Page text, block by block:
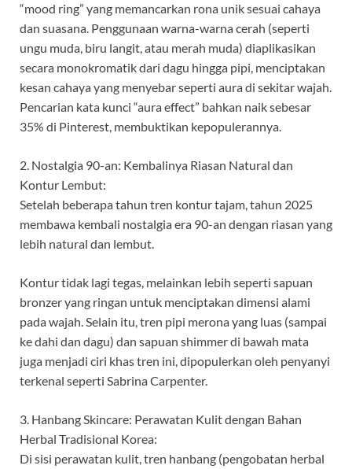
“mood ring” yang memancarkan rona unik sesuai cahaya
dan suasana. Penggunaan warna-warna cerah (seperti
ungu muda, biru langit, atau merah muda) diaplikasikan
secara monokromatik dari dagu hingga pipi, menciptakan
kesan cahaya yang menyebar seperti aura di sekitar wajah.
Pencarian kata kunci “aura effect” bahkan naik sebesar
35% di Pinterest, membuktikan kepopulerannya.
2. Nostalgia 90-an: Kembalinya Riasan Natural dan
Kontur Lembut:
Setelah beberapa tahun tren kontur tajam, tahun 2025
membawa kembali nostalgia era 90-an dengan riasan yang
lebih natural dan lembut.
Kontur tidak lagi tegas, melainkan lebih seperti sapuan
bronzer yang ringan untuk menciptakan dimensi alami
pada wajah. Selain itu, tren pipi merona yang luas (sampai
ke dahi dan dagu) dan sapuan shimmer di bawah mata
juga menjadi ciri khas tren ini, dipopulerkan oleh penyanyi
terkenal seperti Sabrina Carpenter.
3. Hanbang Skincare: Perawatan Kulit dengan Bahan
Herbal Tradisional Korea:
Di sisi perawatan kulit, tren hanbang (pengobatan herbal